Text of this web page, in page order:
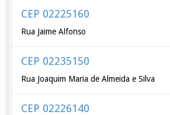
CEP 02225160
Rua Jaime Alfonso
CEP 02235150
Rua Joaquim Maria de Almeida e Silva
CEP 02226140